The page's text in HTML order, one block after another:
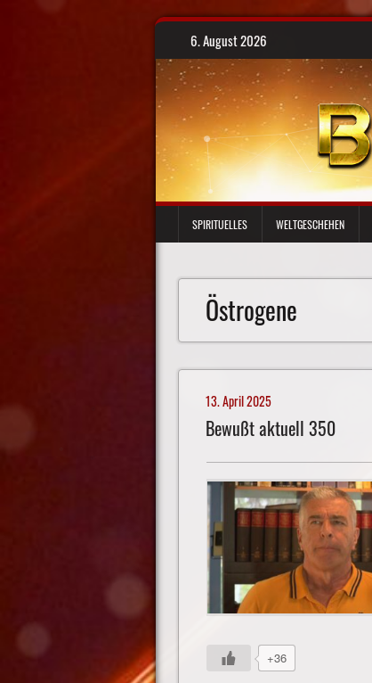
Skip
content
6. August 2026
SPIRITUELLES WELTGESCHEHEN
Östrogene
13. April 2025
Bewußt aktuell 350
+36